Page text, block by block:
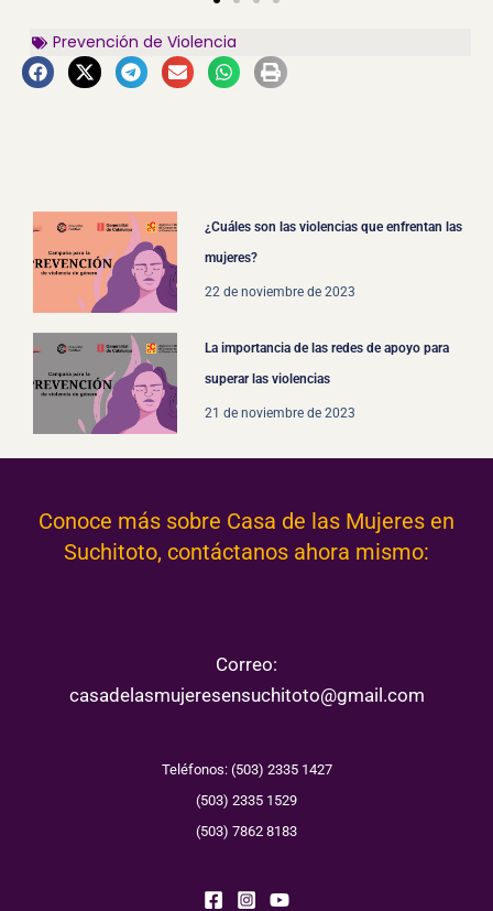
Prevención de Violencia
¿Cuáles son las violencias que enfrentan las
mujeres?
22 de noviembre de 2023
La importancia de las redes de apoyo para
superar las violencias
21 de noviembre de 2023
Conoce más sobre Casa de las Mujeres en
Suchitoto, contáctanos ahora mismo:
Correo:
casadelasmujeresensuchitoto@gmail.com
Teléfonos: (503) 2335 1427
(503) 2335 1529
(503) 7862 8183